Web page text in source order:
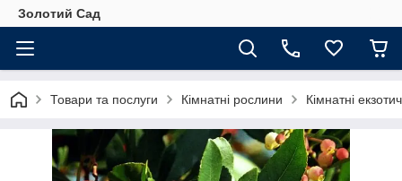
Золотий Сад
Товари та послуги Кімнатні рослини Кімнатні